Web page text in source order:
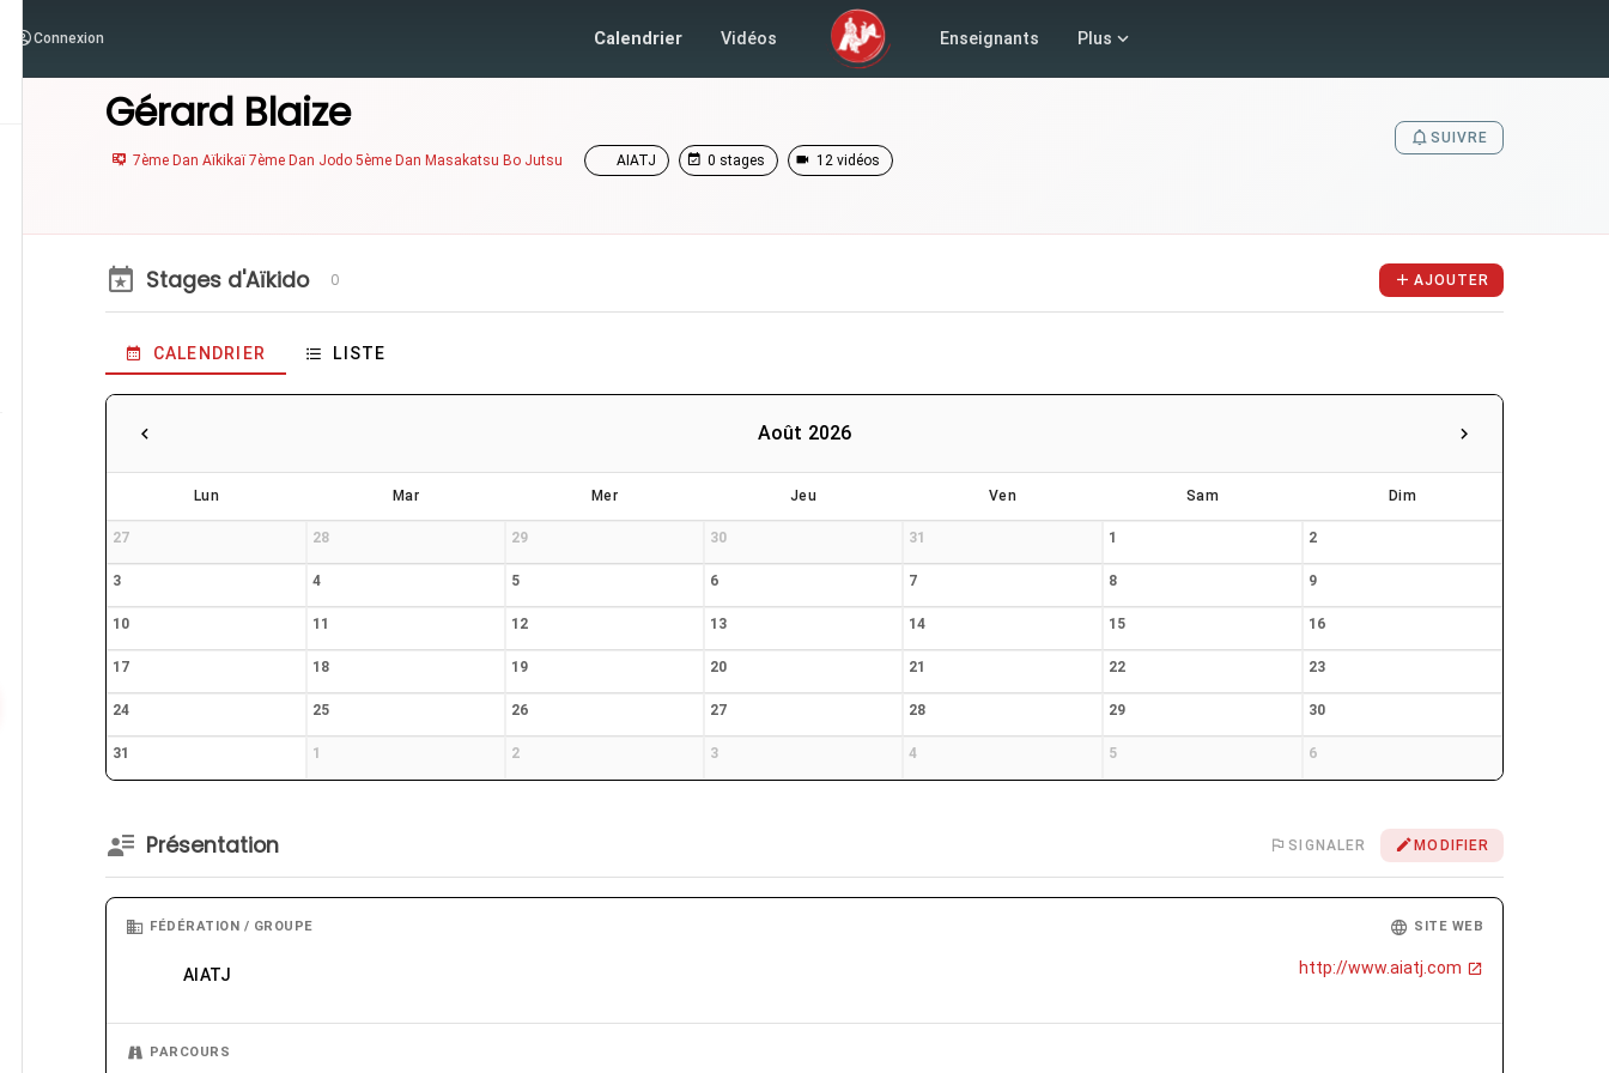
Connexion Calendrier Vidéos Enseignants Plus
Gérard Blaize
7ème Dan Aïkikaï 7ème Dan Jodo 5ème Dan Masakatsu Bo Jutsu AIATJ 0 stages 12 vidéos
SUIVRE
Stages d'Aïkido 0 AJOUTER
CALENDRIER LISTE
Août 2026
Lun Mar Mer Jeu Ven Sam Dim
27 28 29 30 31 1 2
3 4 5 6 7 8 9
10 11 12 13 14 15 16
17 18 19 20 21 22 23
24 25 26 27 28 29 30
31 1 2 3 4 5 6
Présentation SIGNALER MODIFIER
FÉDÉRATION / GROUPE
AIATJ
SITE WEB
http://www.aiatj.com
PARCOURS